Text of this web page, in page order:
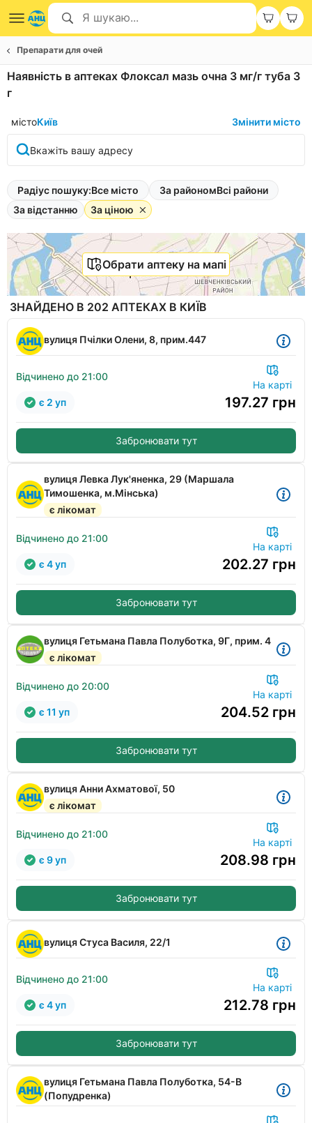
Препарати для очей
Наявність в аптеках Флоксал мазь очна 3 мг/г туба 3
г
містоКиїв Змінити місто
Вкажіть вашу адресу
Радіус пошуку:Все місто За райономВсі райони
За відстанню
За ціною
Обрати аптеку на мапі
ЗНАЙДЕНО В 202 АПТЕКАХ В КИЇВ
вулиця Пчілки Олени, 8, прим.447
Відчинено до 21:00
На карті
197.27 грн
є 2 уп
Забронювати тут
вулиця Левка Лук'яненка, 29 (Маршала
Тимошенка, м.Мінська)
є лікомат
Відчинено до 21:00
На карті
202.27 грн
є 4 уп
Забронювати тут
вулиця Гетьмана Павла Полуботка, 9Г, прим. 4
є лікомат
Відчинено до 20:00
На карті
204.52 грн
є 11 уп
Забронювати тут
вулиця Анни Ахматової, 50
є лікомат
Відчинено до 21:00
На карті
208.98 грн
є 9 уп
Забронювати тут
вулиця Стуса Василя, 22/1
Відчинено до 21:00
На карті
212.78 грн
є 4 уп
Забронювати тут
вулиця Гетьмана Павла Полуботка, 54-В
(Попудренка)